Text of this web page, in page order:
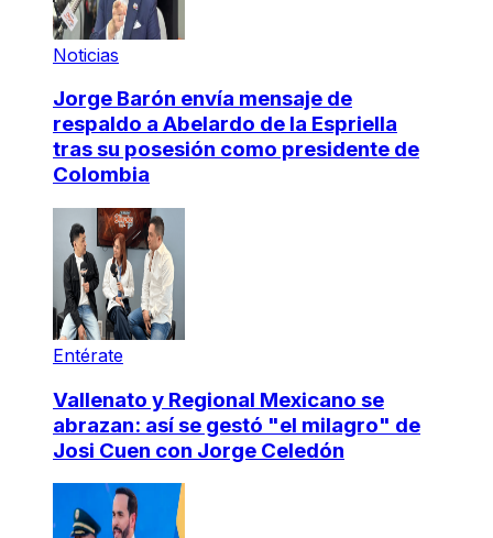
Noticias
Jorge Barón envía mensaje de
respaldo a Abelardo de la Espriella
tras su posesión como presidente de
Colombia
Entérate
Vallenato y Regional Mexicano se
abrazan: así se gestó "el milagro" de
Josi Cuen con Jorge Celedón